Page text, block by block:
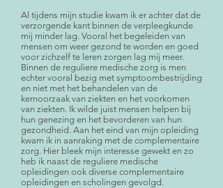
Al tijdens mijn studie kwam ik er achter dat de
verzorgende kant binnen de verpleegkunde
mij minder lag. Vooral het begeleiden van
mensen om weer gezond te worden en goed
voor zichzelf te leren zorgen lag mij meer.
Binnen de reguliere medische zorg is men
echter vooral bezig met symptoombestrijding
en niet met het behandelen van de
kernoorzaak van ziekten en het voorkomen
van ziekten. Ik wilde juist mensen helpen bij
hun genezing en het bevorderen van hun
gezondheid. Aan het eind van mijn opleiding
kwam ik in aanraking met de complementaire
zorg. Hier bleek mijn interesse gewekt en zo
heb ik naast de reguliere medische
opleidingen ook diverse complementaire
opleidingen en scholingen gevolgd.